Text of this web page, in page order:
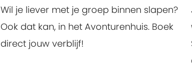
Wil je liever met je groep binnen slapen?
Ook dat kan, in het Avonturenhuis. Boek
direct jouw verblijf!